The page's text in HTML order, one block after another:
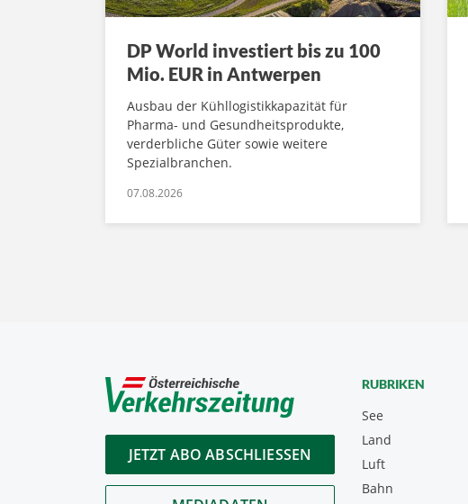
DP World investiert bis zu 100
Mio. EUR in Antwerpen
Ausbau der Kühllogistikkapazität für
Pharma- und Gesundheitsprodukte,
verderbliche Güter sowie weitere
Spezialbranchen.
07.08.2026
JETZT ABO ABSCHLIESSEN
RUBRIKEN
See
Land
Luft
Bahn